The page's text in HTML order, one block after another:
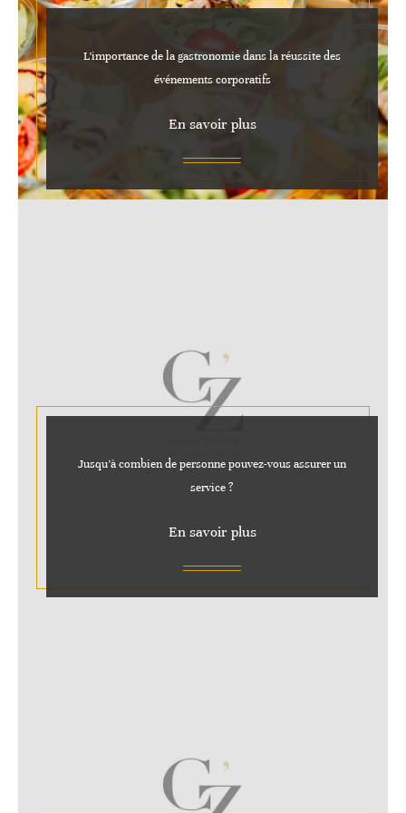
L’importance de la gastronomie dans la réussite des
événements corporatifs
En savoir plus
Jusqu’à combien de personne pouvez-vous assurer un
service ?
En savoir plus